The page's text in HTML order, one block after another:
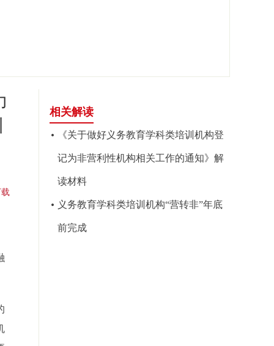
相关解读
《关于做好义务教育学科类培训机构登
记为非营利性机构相关工作的通知》解
读材料
义务教育学科类培训机构“营转非”年底
前完成